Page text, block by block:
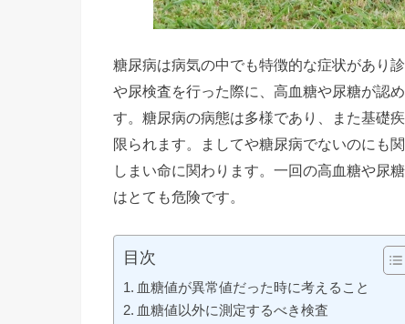
糖尿病は病気の中でも特徴的な症状があり
や尿検査を行った際に、高血糖や尿糖が認
す。糖尿病の病態は多様であり、また基礎
限られます。ましてや糖尿病でないのにも
しまい命に関わります。一回の高血糖や尿
はとても危険です。
目次
血糖値が異常値だった時に考えること
血糖値以外に測定するべき検査